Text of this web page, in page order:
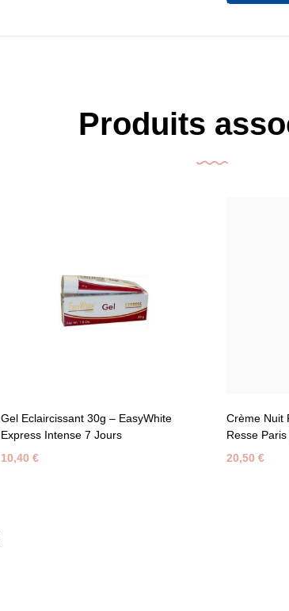
Produits
Gel Eclaircissant 30g – EasyWhite
Express Intense 7 Jours
10,40 €
Crème Nuit
Resse
20,50 €